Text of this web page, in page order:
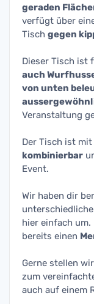
geraden
verfügt über
Tisch gegen
Dieser Tisch ist
auch
von unten
Veranstaltung
Der Tisch ist mit
kombinierbar
Event.
Wir haben dir
hier einfach
bereits einen
Gerne stellen
zum
auch auf einem